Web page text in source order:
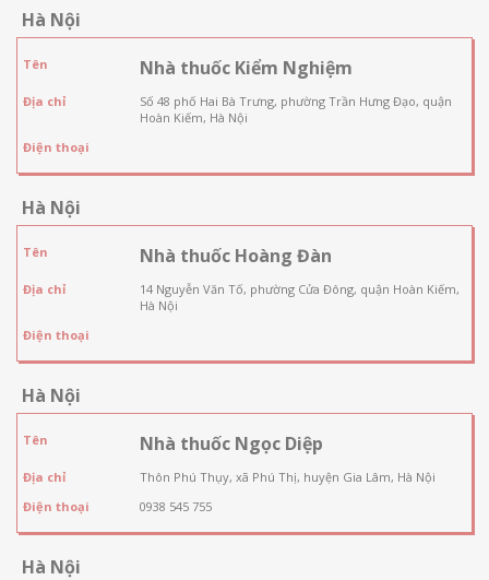
Hà Nội
Tên Nhà thuốc Kiểm Nghiệm
Địa chỉ
Số 48 phố Hai Bà Trưng, phường Trần Hưng Đạo, quận
Hoàn Kiếm, Hà Nội
Điện thoại
Hà Nội
Tên Nhà thuốc Hoàng Đàn
Địa chỉ
14 Nguyễn Văn Tố, phường Cửa Đông, quận Hoàn Kiếm,
Hà Nội
Điện thoại
Hà Nội
Tên Nhà thuốc Ngọc Diệp
Địa chỉ
Thôn Phú Thụy, xã Phú Thị, huyện Gia Lâm, Hà Nội
Điện thoại
0938 545 755
Hà Nội